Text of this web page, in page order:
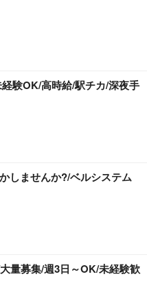
験OK/高時給/駅チカ/深夜手
しませんか?/ベルシステム
量募集/週3日～OK/未経験歓